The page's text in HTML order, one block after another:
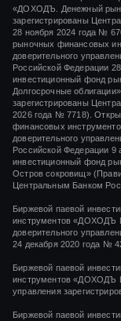
«ДОХОДЪ. Денежный
зарегистрированы
28 ноября 2024 года №
рыночных финансовых
доверительного
Российской Федерации
инвестиционный фонд
Долгосрочные
зарегистрированы
2026 года № 7718).
финансовых
доверительного
Российской Федерации
инвестиционный фонд
Остров сокровищ»
Центральным Банком
Биржевой паевой
инструментов«ДОХОДЪ
доверительного
24 декабря 2020 года №
Биржевой паевой
инструментов«ДОХОДЪ
управления
Биржевой паевой